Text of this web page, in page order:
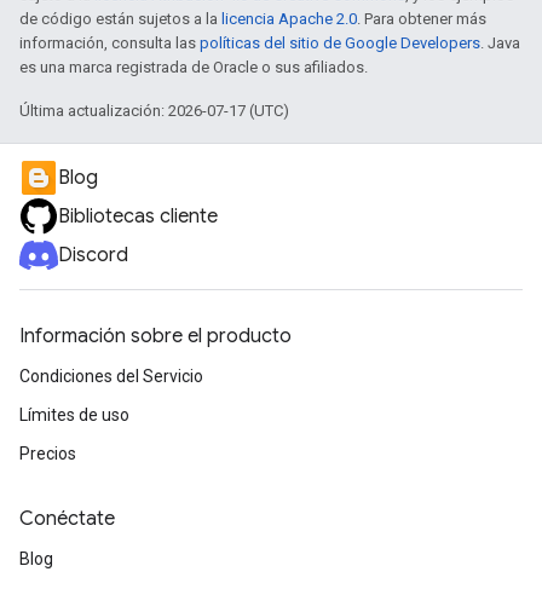
de código están sujetos a la licencia Apache 2.0. Para obtener más
información, consulta las políticas del sitio de Google Developers. Java
es una marca registrada de Oracle o sus afiliados.
Última actualización: 2026-07-17 (UTC)
Blog
Bibliotecas cliente
Discord
Información sobre el producto
Condiciones del Servicio
Límites de uso
Precios
Conéctate
Blog